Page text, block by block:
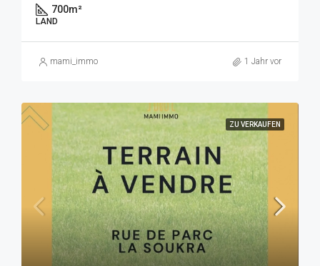
700m²
LAND
mami_immo 1 Jahr vor
ZU VERKAUFEN